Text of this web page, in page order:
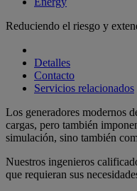
Reduciendo el riesgo y
Detalles
Contacto
Servicios relacionados
Los generadores modernos
cargas, pero también
simulación, sino también
Nuestros ingenieros
que requieran sus